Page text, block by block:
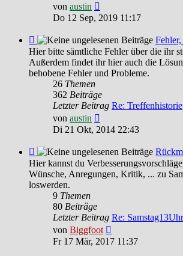
von austin
Beitrag
Do 12 Sep, 2019 11:17
Feed
-
Fehler,
Bugs
Hier bitte sämtliche Fehler über die ihr
Außerdem findet ihr hier auch die
behobene Fehler und Probleme.
26 Themen
362 Beiträge
Letzter Beitrag Re: Treffenhistorie
von austin
Beitrag
Di 21 Okt, 2014 22:43
Feed
-
Rückmeldungen
-
Feedback
Hier kannst du
Wünsche, Anregungen, Kritik, ... zu
loswerden.
9 Themen
80 Beiträge
Letzter Beitrag Re:
von Biggfoot
Beitrag
Fr 17 Mär, 2017 11:37